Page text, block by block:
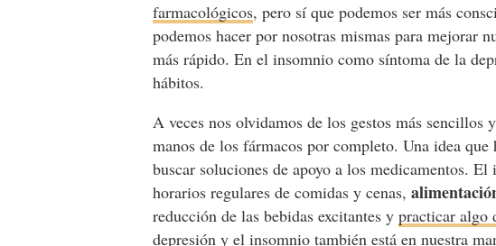
farmacológicos, pero sí que podemos ser más
podemos hacer por nosotras mismas para mejorar
más rápido. En el insomnio como síntoma de la
hábitos.
A veces nos olvidamos de los gestos más sencillos
manos de los fármacos por completo. Una idea que
buscar soluciones de apoyo a los medicamentos.
horarios regulares de comidas y cenas,
reducción de las bebidas excitantes ypracticar algo
depresión y el insomnio también está en nuestra